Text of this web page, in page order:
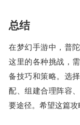
总结
在梦幻手游中，普
这里的各种挑战，
备技巧和策略。选
配、组建合理阵容
要途径。希望这篇攻